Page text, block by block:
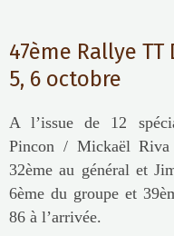
47ème Rallye
5, 6 octobre
A l’issue de 12
Pincon / Mickaël Riva
32ème au général et
6ème du groupe et
86 à l’arrivée.